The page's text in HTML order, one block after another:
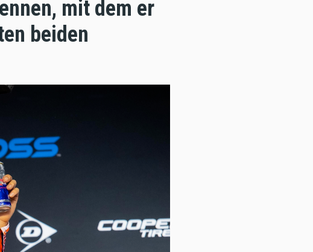
mit dem er
beiden